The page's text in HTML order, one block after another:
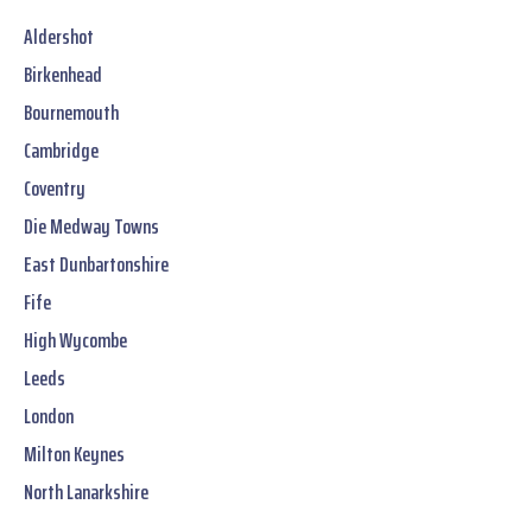
Aldershot
Birkenhead
Bournemouth
Cambridge
Coventry
Die Medway Towns
East Dunbartonshire
Fife
High Wycombe
Leeds
London
Milton Keynes
North Lanarkshire